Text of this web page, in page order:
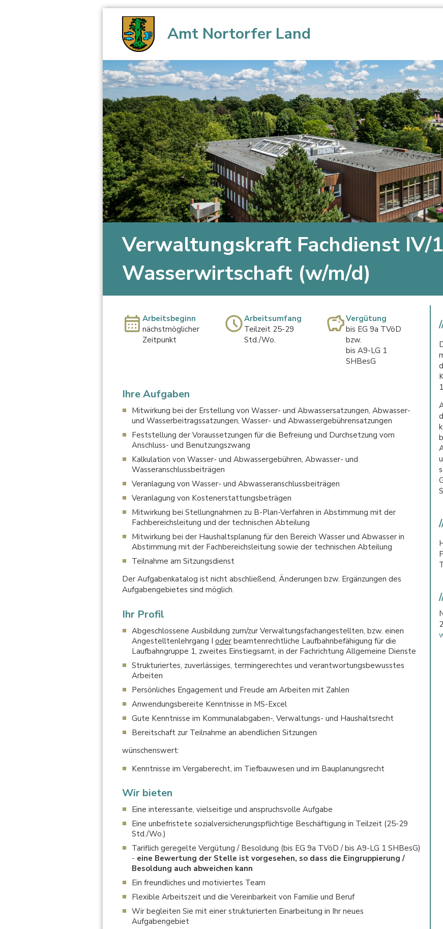
Amt Nortorfer Land
Verwaltungskraft Fachdienst IV/
Wasserwirtschaft (w/m/d)
Arbeitsbeginn
nächstmöglicher
Zeitpunkt
Arbeitsumfang
Teilzeit 25-29
Std./Wo.
Vergütung
bis EG 9a TVöD
bzw.
bis A9-LG 1
SHBesG
Ihre Aufgaben
Mitwirkung bei der Erstellung von Wasser- und Abwassersatzungen, Abwasser-
und Wasserbeitragssatzungen, Wasser- und Abwassergebührensatzungen
Feststellung der Voraussetzungen für die Befreiung und Durchsetzung vom
Anschluss- und Benutzungszwang
Kalkulation von Wasser- und Abwassergebühren, Abwasser- und
Wasseranschlussbeiträgen
Veranlagung von Wasser- und Abwasseranschlussbeiträgen
Veranlagung von Kostenerstattungsbeträgen
Mitwirkung bei Stellungnahmen zu B-Plan-Verfahren in Abstimmung mit der
Fachbereichsleitung und der technischen Abteilung
Mitwirkung bei der Haushaltsplanung für den Bereich Wasser und Abwasser in
Abstimmung mit der Fachbereichsleitung sowie der technischen Abteilung
Teilnahme am Sitzungsdienst
Der Aufgabenkatalog ist nicht abschließend, Änderungen bzw. Ergänzungen des
Aufgabengebietes sind möglich.
Ihr Profil
Abgeschlossene Ausbildung zum/zur Verwaltungsfachangestellten, bzw. einen
Angestelltenlehrgang I oderbeamtenrechtliche Laufbahnbefähigung für die
Laufbahngruppe 1, zweites Einstiegsamt, in der Fachrichtung Allgemeine Dienste
Strukturiertes, zuverlässiges, termingerechtes und verantwortungsbewusstes
Arbeiten
Persönliches Engagement und Freude am Arbeiten mit Zahlen
Anwendungsbereite Kenntnisse in MS-Excel
Gute Kenntnisse im Kommunalabgaben-, Verwaltungs- und Haushaltsrecht
Bereitschaft zur Teilnahme an abendlichen Sitzungen
wünschenswert:
Kenntnisse im Vergaberecht, im Tiefbauwesen und im Bauplanungsrecht
Wir bieten
Eine interessante, vielseitige und anspruchsvolle Aufgabe
Eine unbefristete sozialversicherungspflichtige Beschäftigung in Teilzeit (25-29
Std./Wo.)
Tariflich geregelte Vergütung / Besoldung (bis EG 9a TVöD / bis A9-LG 1 SHBesG)
- eine Bewertung der Stelle ist vorgesehen, so dass die Eingruppierung /
Besoldung auch abweichen kann
Ein freundliches und motiviertes Team
Flexible Arbeitszeit und die Vereinbarkeit von Familie und Beruf
Wir begleiten Sie mit einer strukturierten Einarbeitung in Ihr neues
Aufgabengebiet